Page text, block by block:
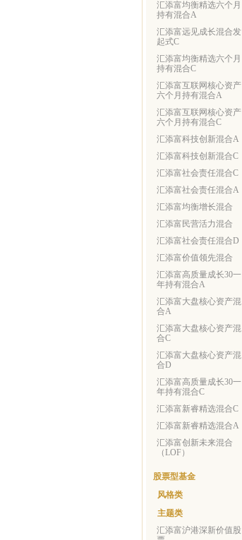
汇添富均衡精选六个月
持有混合A
汇添富远见成长混合发
起式C
汇添富均衡精选六个月
持有混合C
汇添富互联网核心资产
六个月持有混合A
汇添富互联网核心资产
六个月持有混合C
汇添富科技创新混合A
汇添富科技创新混合C
汇添富社会责任混合C
汇添富社会责任混合A
汇添富均衡增长混合
汇添富民营活力混合
汇添富社会责任混合D
汇添富价值领先混合
汇添富高质量成长30一
年持有混合A
汇添富大盘核心资产混
合A
汇添富大盘核心资产混
合C
汇添富大盘核心资产混
合D
汇添富高质量成长30一
年持有混合C
汇添富新睿精选混合C
汇添富新睿精选混合A
汇添富创新未来混合
（LOF）
股票型基金
风格类
主题类
汇添富沪港深新价值股